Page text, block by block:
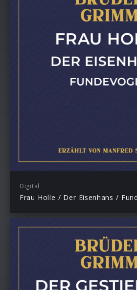
Digital
Frau Holle / Der Eisenhans /